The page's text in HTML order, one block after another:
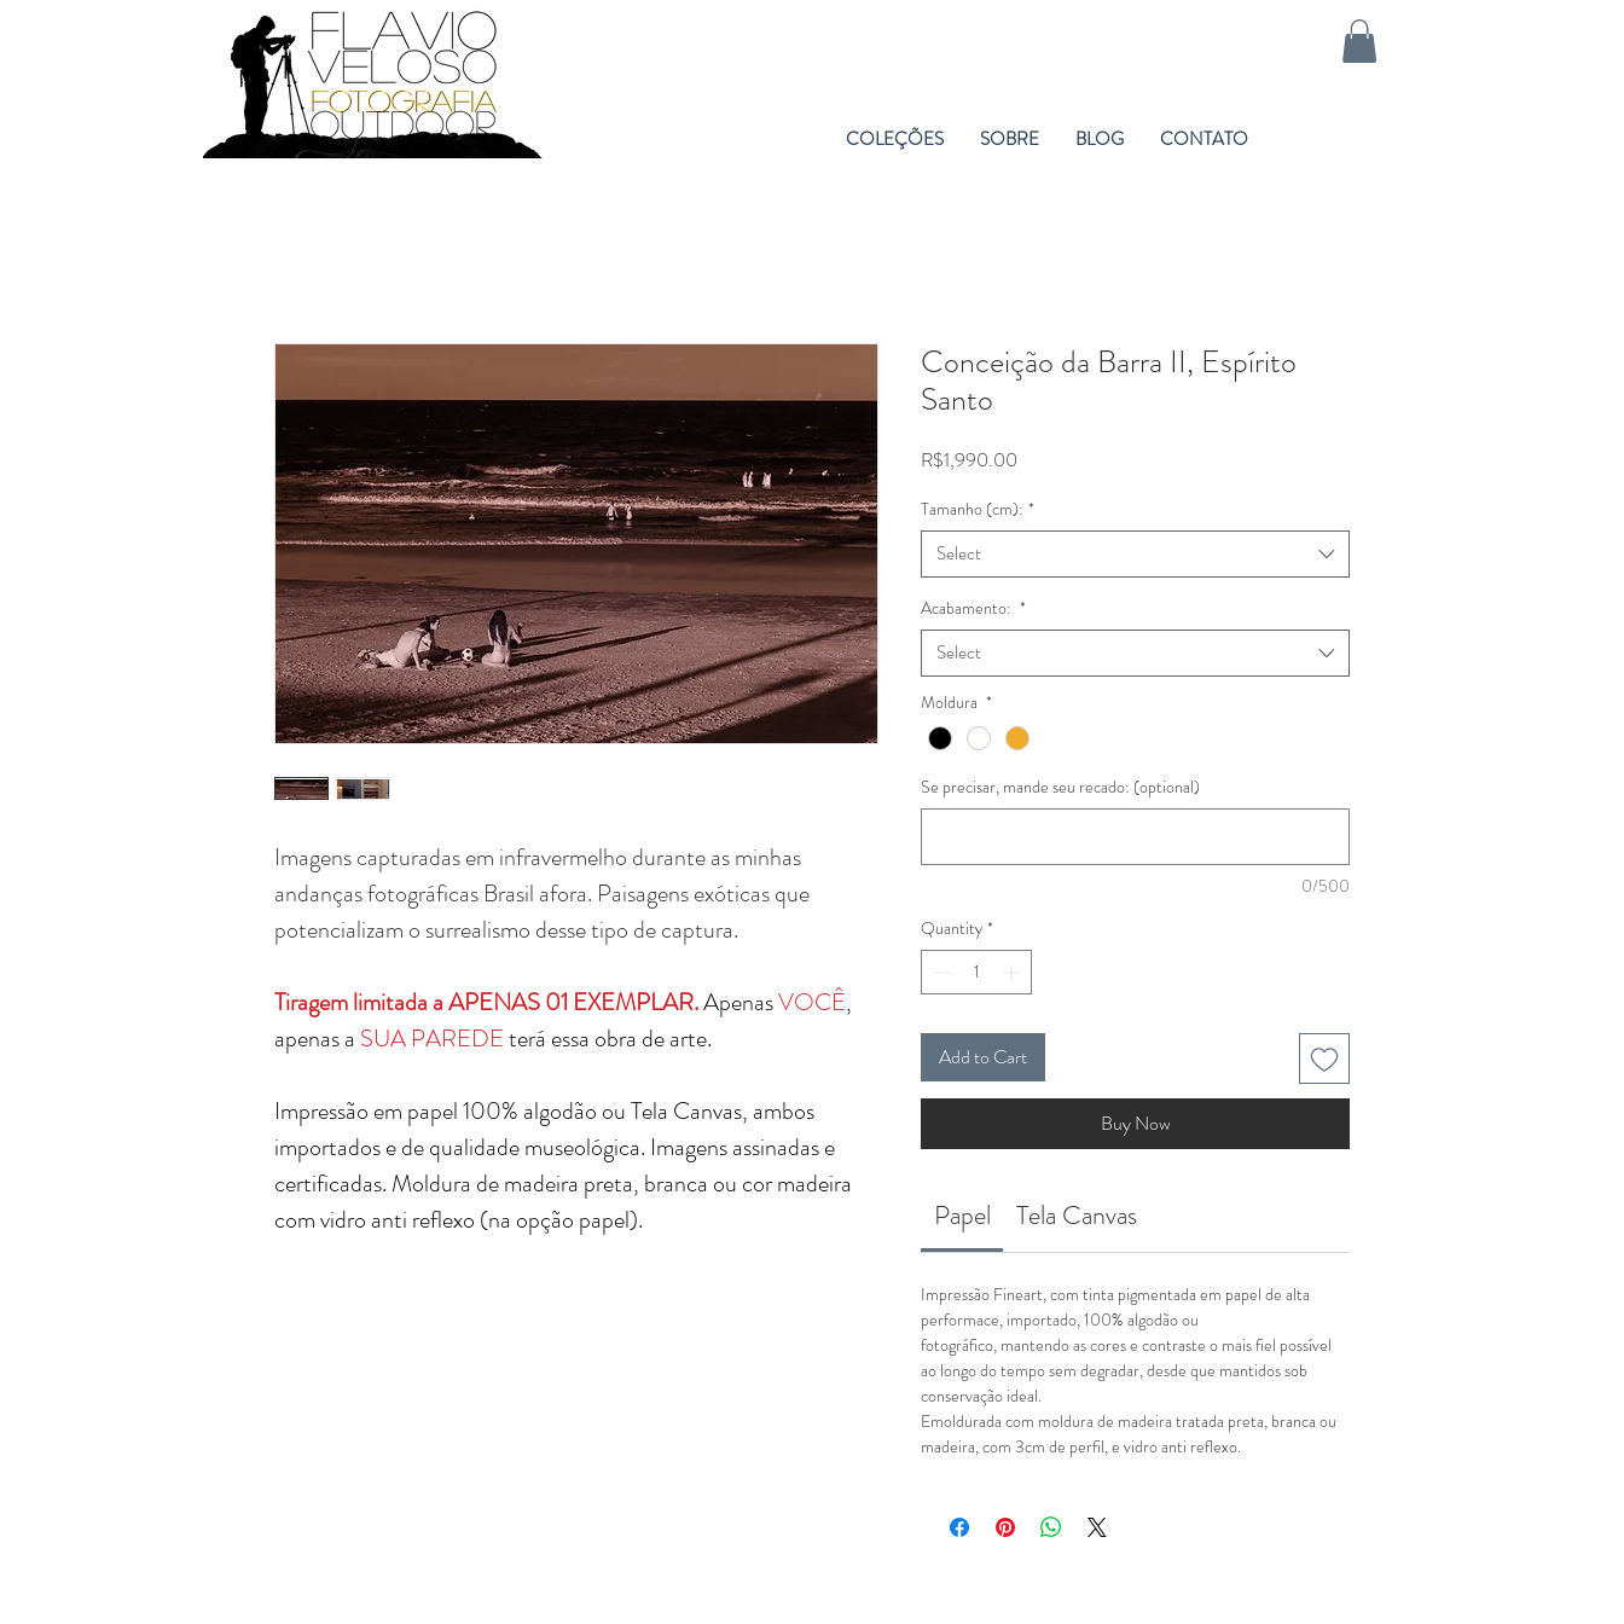
COLEÇÕES SOBRE BLOG CONTATO
Imagens capturadas em infravermelho durante as minhas
andanças fotográficas Brasil afora. Paisagens exóticas que
potencializam o surrealismo desse tipo de captura.
Tiragem limitada a APENAS 01 EXEMPLAR.ApenasVOCÊ,
apenas a SUA PAREDEterá essa obra de arte.
Impressão em papel 100% algodão ou Tela Canvas, ambos
importados e de qualidade museológica. Imagens assinadas e
certificadas. Moldura de madeira preta, branca ou cor madeira
com vidro anti reflexo (na opção papel).
Conceição da Barra II, Espírito
Santo
R$1,990.00
Tamanho (cm): *
Select
Acabamento: *
Select
Moldura *
Se precisar, mande seu recado: (optional)
0/500
Quantity *
Add to Cart
Buy Now
Papel Tela Canvas
Impressão Fineart, com tinta pigmentada em papel de alta
performace, importado, 100% algodão ou
fotográfico, mantendo as cores e contraste o mais fiel possível
ao longo do tempo sem degradar, desde que mantidos sob
conservação ideal.
Emoldurada com moldura de madeira tratada preta, branca ou
madeira, com 3cm de perfil, e vidro anti reflexo.